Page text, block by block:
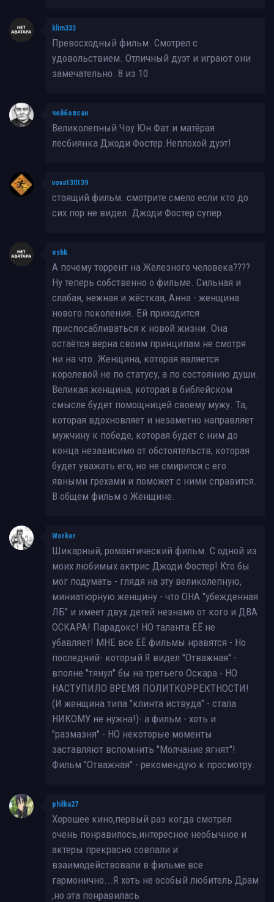
klim333
Превосходный фильм. Смотрел с
удовольствием. Отличный дуэт и играют они
замечательно. 8 из 10
чойболсан
Великолепный Чоу Юн Фат и матёрая
лесбиянка Джоди Фостер.Неплохой дуэт!
vova130139
стоящий фильм. смотрите смело если кто до
сих пор не видел. Джоди Фостер супер.
eshk
А почему торрент на Железного человека????
Ну теперь собственно о фильме. Сильная и
слабая, нежная и жёсткая, Анна - женщина
нового поколения. Ей приходится
приспосабливаться к новой жизни. Она
остаётся верна своим принципам не смотря
ни на что. Женщина, которая является
королевой не по статусу, а по состоянию души.
Великая женщина, которая в библейском
смысле будет помощницей своему мужу. Та,
которая вдохновляет и незаметно направляет
мужчину к победе, которая будет с ним до
конца независимо от обстоятельств; которая
будет уважать его, но не смирится с его
явными грехами и поможет с ними справится.
В общем фильм о Женщине.
Worker
Шикарный, романтический фильм. С одной из
моих любимых актрис Джоди Фостер! Кто бы
мог подумать - глядя на эту великолепную,
миниатюрную женщину - что ОНА "убежденная
ЛБ" и имеет двух детей незнамо от кого и ДВА
ОСКАРА! Парадокс! НО таланта ЕЁ не
убавляет! МНЕ все ЕЁ фильмы нравятся - Но
последний- который Я видел "Отважная" -
вполне "тянул" бы на третьего Оскара - НО
НАСТУПИЛО ВРЕМЯ ПОЛИТКОРРЕКТНОСТИ!
(И женщина типа "клинта иствуда" - стала
НИКОМУ не нужна!)- а фильм - хоть и
"размазня" - НО некоторые моменты
заставляют вспомнить "Молчание ягнят"!
Фильм "Отважная" - рекомендую к просмотру.
philka27
Хорошее кино,первый раз когда смотрел
очень понравилось,интересное необычное и
актеры прекрасно совпали и
взаимодействовали в фильме все
гармонично...Я хоть не особый любитель Драм
,но эта понравилась